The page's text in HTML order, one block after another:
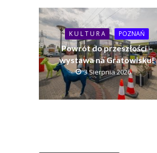
K U L T U R A POZNAŃ
Powrót do przeszłości –
wystawa na Gratowisku!
3 Sierpnia 2026